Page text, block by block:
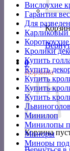
0
Корзина
Корзина
Вислоухие
Гарантия
Для
Карликовый
Короткоухие
Кролики
Купить
Купить
Купить
Купить
Купить
Минилоп
Минилопы
Миноры
Миноры под